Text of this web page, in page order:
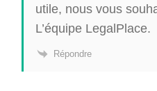
utile, nous vous
L’équipe LegalPlace.
Répondre